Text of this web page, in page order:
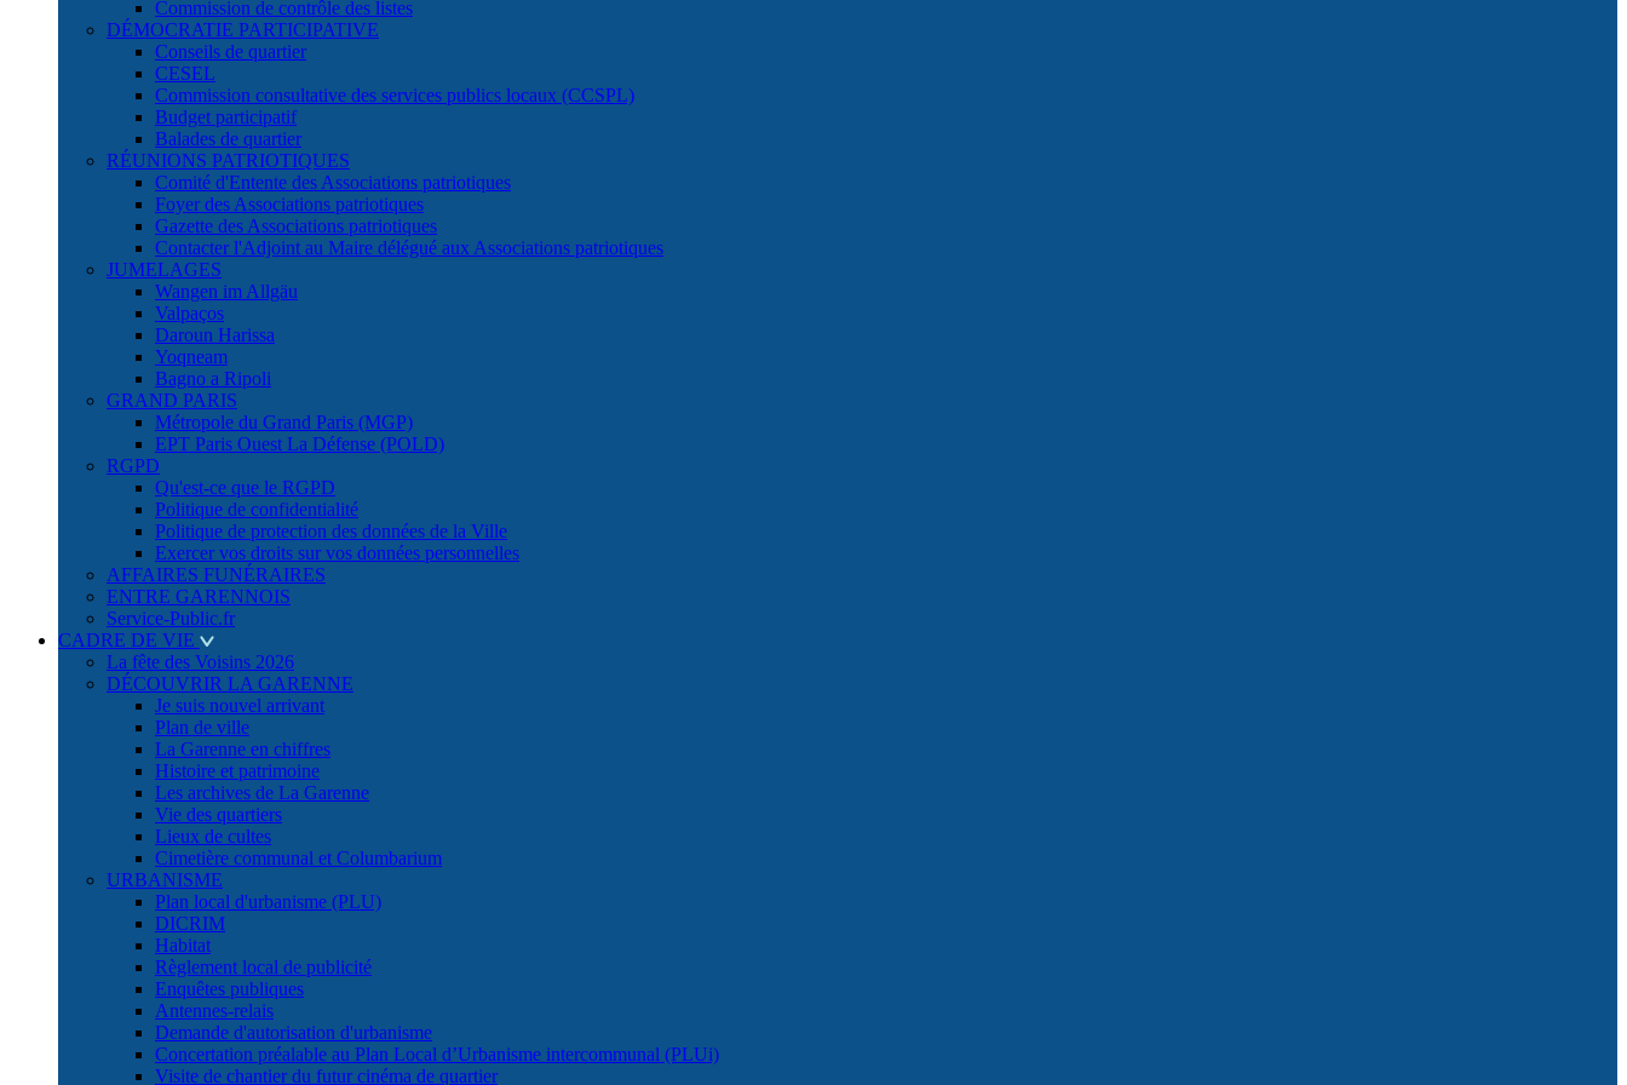
Commission de contrôle des listes
DÉMOCRATIE PARTICIPATIVE
Conseils de quartier
CESEL
Commission consultative des services publics locaux (CCSPL)
Budget participatif
Balades de quartier
RÉUNIONS PATRIOTIQUES
Comité d'Entente des Associations patriotiques
Foyer des Associations patriotiques
Gazette des Associations patriotiques
Contacter l'Adjoint au Maire délégué aux Associations patriotiques
JUMELAGES
Wangen im Allgäu
Valpaços
Daroun Harissa
Yoqneam
Bagno a Ripoli
GRAND PARIS
Métropole du Grand Paris (MGP)
EPT Paris Ouest La Défense (POLD)
RGPD
Qu'est-ce que le RGPD
Politique de confidentialité
Politique de protection des données de la Ville
Exercer vos droits sur vos données personnelles
AFFAIRES FUNÉRAIRES
ENTRE GARENNOIS
Service-Public.fr
CADRE DE VIE
La fête des Voisins 2026
DÉCOUVRIR LA GARENNE
Je suis nouvel arrivant
Plan de ville
La Garenne en chiffres
Histoire et patrimoine
Les archives de La Garenne
Vie des quartiers
Lieux de cultes
Cimetière communal et Columbarium
URBANISME
Plan local d'urbanisme (PLU)
DICRIM
Habitat
Règlement local de publicité
Enquêtes publiques
Antennes-relais
Demande d'autorisation d'urbanisme
Concertation préalable au Plan Local d’Urbanisme intercommunal (PLUi)
Visite de chantier du futur cinéma de quartier